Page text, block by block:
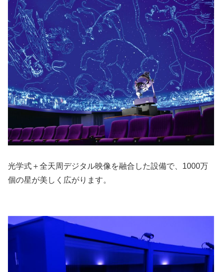
光学式＋全天周デジタル映像を融合した設備で、1000万
個の星が美しく広がります。